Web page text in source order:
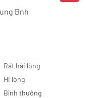
Bnh
Rất hài lòng
Hi lòng
Bình thường